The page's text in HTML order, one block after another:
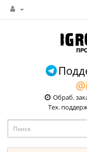
Обраб.
Тех.